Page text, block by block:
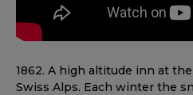
1862. A high altitude inn at
Swiss Alps. Each winter the